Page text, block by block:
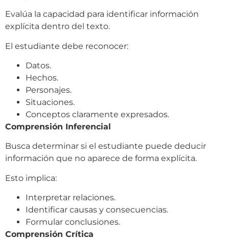
Evalúa la capacidad para identificar información
explícita dentro del texto.
El estudiante debe reconocer:
Datos.
Hechos.
Personajes.
Situaciones.
Conceptos claramente expresados.
Comprensión Inferencial
Busca determinar si el estudiante puede deducir
información que no aparece de forma explícita.
Esto implica:
Interpretar relaciones.
Identificar causas y consecuencias.
Formular conclusiones.
Comprensión Crítica